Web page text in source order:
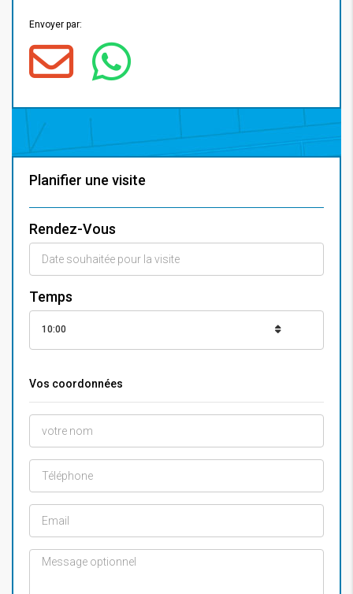
Envoyer par:
Planifier une visite
Rendez-Vous
Temps
10:00
Vos coordonnées